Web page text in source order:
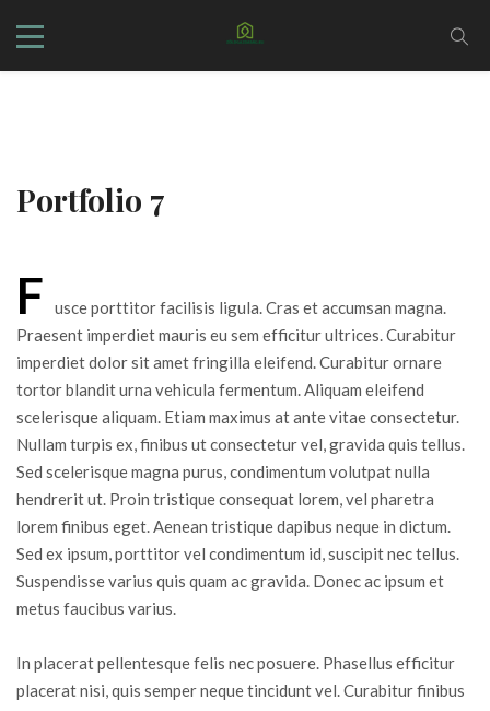
Portfolio 7
F
usce porttitor facilisis ligula. Cras et accumsan magna.
Praesent imperdiet mauris eu sem efficitur ultrices. Curabitur
imperdiet dolor sit amet fringilla eleifend. Curabitur ornare
tortor blandit urna vehicula fermentum. Aliquam eleifend
scelerisque aliquam. Etiam maximus at ante vitae consectetur.
Nullam turpis ex, finibus ut consectetur vel, gravida quis tellus.
Sed scelerisque magna purus, condimentum volutpat nulla
hendrerit ut. Proin tristique consequat lorem, vel pharetra
lorem finibus eget. Aenean tristique dapibus neque in dictum.
Sed ex ipsum, porttitor vel condimentum id, suscipit nec tellus.
Suspendisse varius quis quam ac gravida. Donec ac ipsum et
metus faucibus varius.
In placerat pellentesque felis nec posuere. Phasellus efficitur
placerat nisi, quis semper neque tincidunt vel. Curabitur finibus